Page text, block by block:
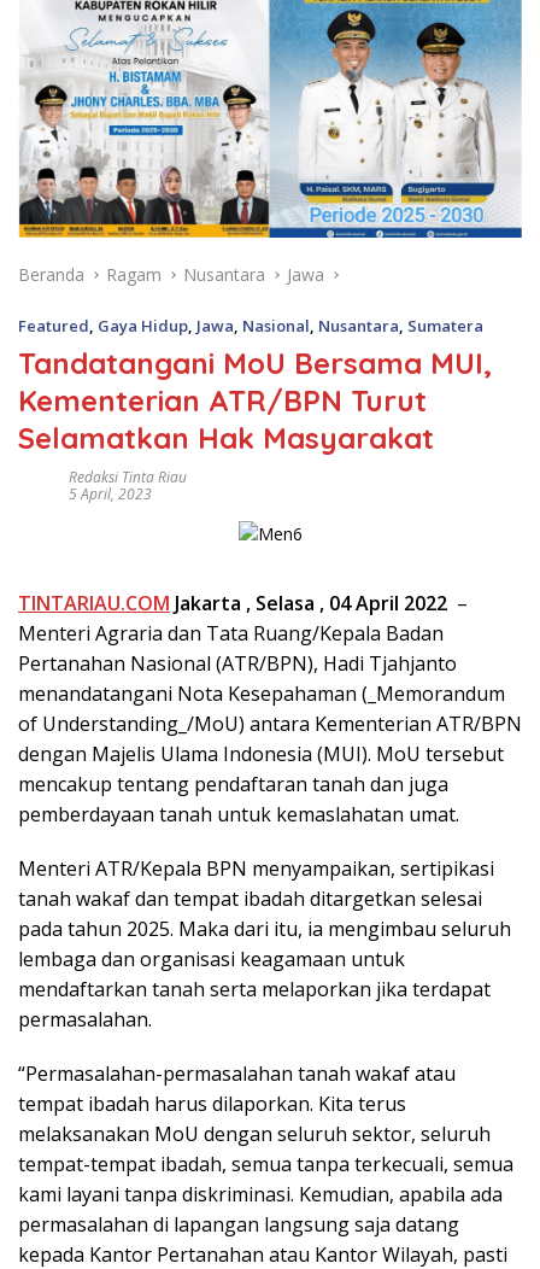
Beranda Ragam Nusantara Jawa
Featured Gaya Hidup Jawa Nasional Nusantara Sumatera
Tandatangani MoU Bersama MUI,
Kementerian ATR/BPN Turut
Selamatkan Hak Masyarakat
Redaksi Tinta Riau
5 April, 2023
TINTARIAU.COM Jakarta , Selasa , 04 April 2022 –
Menteri Agraria dan Tata Ruang/Kepala Badan
Pertanahan Nasional (ATR/BPN), Hadi Tjahjanto
menandatangani Nota Kesepahaman (_Memorandum
of Understanding_/MoU) antara Kementerian ATR/BPN
dengan Majelis Ulama Indonesia (MUI). MoU tersebut
mencakup tentang pendaftaran tanah dan juga
pemberdayaan tanah untuk kemaslahatan umat.
Menteri ATR/Kepala BPN menyampaikan, sertipikasi
tanah wakaf dan tempat ibadah ditargetkan selesai
pada tahun 2025. Maka dari itu, ia mengimbau seluruh
lembaga dan organisasi keagamaan untuk
mendaftarkan tanah serta melaporkan jika terdapat
permasalahan.
“Permasalahan-permasalahan tanah wakaf atau
tempat ibadah harus dilaporkan. Kita terus
melaksanakan MoU dengan seluruh sektor, seluruh
tempat-tempat ibadah, semua tanpa terkecuali, semua
kami layani tanpa diskriminasi. Kemudian, apabila ada
permasalahan di lapangan langsung saja datang
kepada Kantor Pertanahan atau Kantor Wilayah, pasti